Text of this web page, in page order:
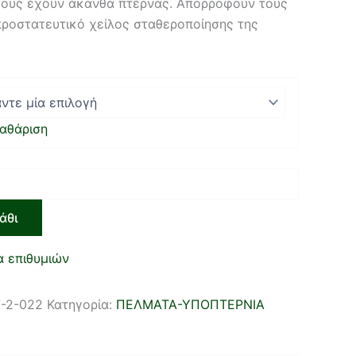
έχουν άκανθα πτέρνας. Απορροφούν τους
χείλος σταθεροποίησης της
επιθυμιών
2-022 Κατηγορία: ΠΕΛΜΑΤΑ-ΥΠΟΠΤΕΡΝΙΑ